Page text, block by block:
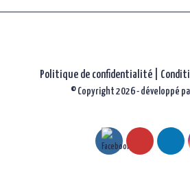
Politique de confidentialité|
© Copyright 2026 - développé